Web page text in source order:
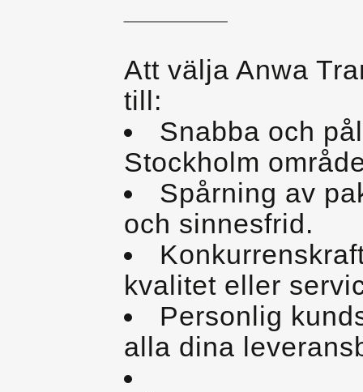
Att välja Anwa
till:
Snabba och
Stockholm
Spårning av
och sinnesfrid.
kvalitet eller
Personlig
alla dina